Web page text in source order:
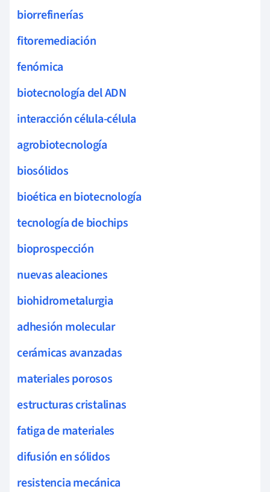
biorrefinerías
fitoremediación
fenómica
biotecnología del ADN
interacción célula-célula
agrobiotecnología
biosólidos
bioética en biotecnología
tecnología de biochips
bioprospección
nuevas aleaciones
biohidrometalurgia
adhesión molecular
cerámicas avanzadas
materiales porosos
estructuras cristalinas
fatiga de materiales
difusión en sólidos
resistencia mecánica